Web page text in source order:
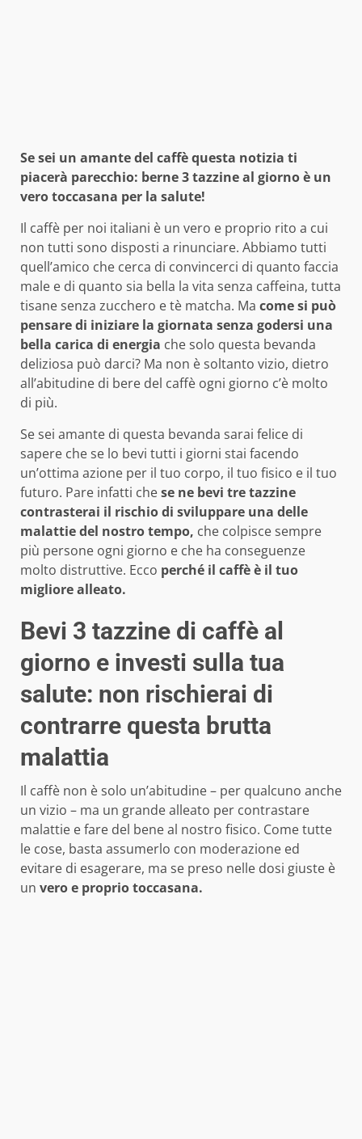
Se sei un amante del caffè questa notizia ti
piacerà parecchio: berne 3 tazzine al giorno è un
vero toccasana per la salute!
Il caffè per noi italiani è un vero e proprio rito a cui
non tutti sono disposti a rinunciare. Abbiamo tutti
quell’amico che cerca di convincerci di quanto faccia
male e di quanto sia bella la vita senza caffeina, tutta
tisane senza zucchero e tè matcha. Ma come si può
pensare di iniziare la giornata senza godersi una
bella carica di energia che solo questa bevanda
deliziosa può darci? Ma non è soltanto vizio, dietro
all’abitudine di bere del caffè ogni giorno c’è molto
di più.
Se sei amante di questa bevanda sarai felice di
sapere che se lo bevi tutti i giorni stai facendo
un’ottima azione per il tuo corpo, il tuo fisico e il tuo
futuro. Pare infatti chese ne bevi tre tazzine
contrasterai il rischio di sviluppare una delle
malattie del nostro tempo, che colpisce sempre
più persone ogni giorno e che ha conseguenze
molto distruttive. Ecco perché il caffè è il tuo
migliore alleato.
Bevi 3 tazzine di caffè al
giorno e investi sulla tua
salute: non rischierai di
contrarre questa brutta
malattia
Il caffè non è solo un’abitudine – per qualcuno anche
un vizio – ma un grande alleato per contrastare
malattie e fare del bene al nostro fisico. Come tutte
le cose, basta assumerlo con moderazione ed
evitare di esagerare, ma se preso nelle dosi giuste è
un vero e proprio toccasana.